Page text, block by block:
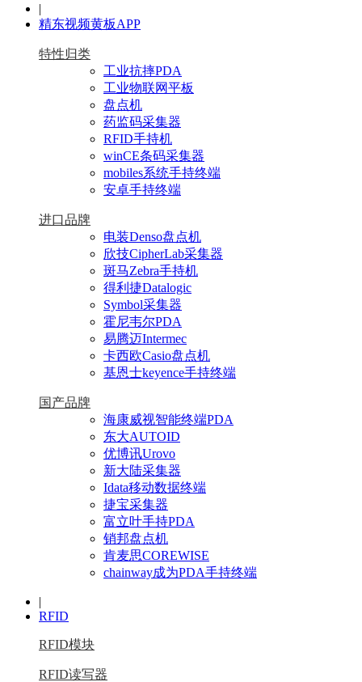
|
精东视频黄板APP
特性归类
工业抗摔PDA
工业物联网平板
盘点机
药监码采集器
RFID手持机
winCE条码采集器
mobiles系统手持终端
安卓手持终端
进口品牌
电装Denso盘点机
欣技CipherLab采集器
斑马Zebra手持机
得利捷Datalogic
Symbol采集器
霍尼韦尔PDA
易腾迈Intermec
卡西欧Casio盘点机
基恩士keyence手持终端
国产品牌
海康威视智能终端PDA
东大AUTOID
优博讯Urovo
新大陆采集器
Idata移动数据终端
捷宝采集器
富立叶手持PDA
销邦盘点机
肯麦思COREWISE
chainway成为PDA手持终端
|
RFID
RFID模块
RFID读写器